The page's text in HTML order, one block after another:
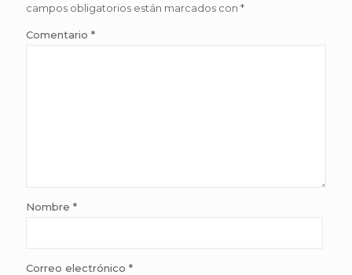
campos obligatorios están marcados con *
Comentario *
Nombre *
Correo electrónico *